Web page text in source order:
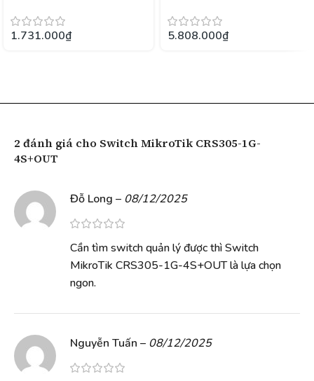
1.731.000₫ 5.808.000₫
2 đánh giá cho Switch MikroTik CRS305-1G-
4S+OUT
Đỗ Long – 08/12/2025
Cần tìm switch quản lý được thì Switch
MikroTik CRS305-1G-4S+OUT là lựa chọn
ngon.
Nguyễn Tuấn – 08/12/2025